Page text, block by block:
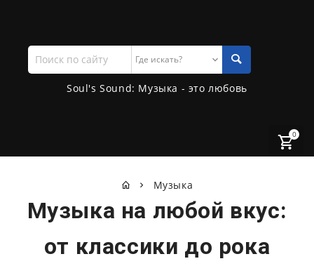
Поиск
по
сайту
Soul's Sound: Музыка - это любовь
0
Музыка
Музыка на любой вкус:
от классики до рока